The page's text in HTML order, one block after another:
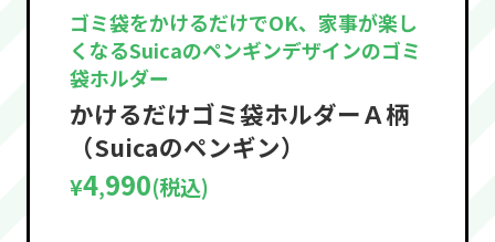
ゴミ袋をかけるだけでOK、家事が楽し
くなるSuicaのペンギンデザインのゴミ
袋ホルダー
かけるだけゴミ袋ホルダーＡ柄
（Suicaのペンギン）
¥4,990(税込)